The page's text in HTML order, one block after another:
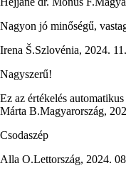
Nagyon jó minőségű,
Irena Š.Szlovénia, 2024.
Nagyszerű!
Ez az értékelés
Márta B.Magyarország,
Csodaszép
Alla O.Lettország, 2024.